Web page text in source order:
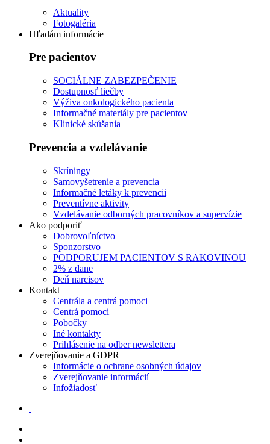
Aktuality
Fotogaléria
Hľadám informácie
Pre pacientov
SOCIÁLNE ZABEZPEČENIE
Dostupnosť liečby
Výživa onkologického pacienta
Informačné materiály pre pacientov
Klinické skúšania
Prevencia a vzdelávanie
Skríningy
Samovyšetrenie a prevencia
Informačné letáky k prevencii
Preventívne aktivity
Vzdelávanie odborných pracovníkov a supervízie
Ako podporiť
Dobrovoľníctvo
Sponzorstvo
PODPORUJEM PACIENTOV S RAKOVINOU
2% z dane
Deň narcisov
Kontakt
Centrála a centrá pomoci
Centrá pomoci
Pobočky
Iné kontakty
Prihlásenie na odber newslettera
Zverejňovanie a GDPR
Informácie o ochrane osobných údajov
Zverejňovanie informácií
Infožiadosť